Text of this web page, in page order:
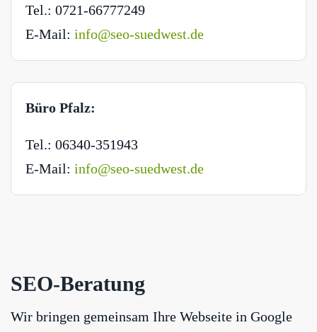
Tel.: 0721-66777249
E-Mail: info@seo-suedwest.de
Büro Pfalz:
Tel.: 06340-351943
E-Mail: info@seo-suedwest.de
SEO-Beratung
Wir bringen gemeinsam Ihre Webseite in Google